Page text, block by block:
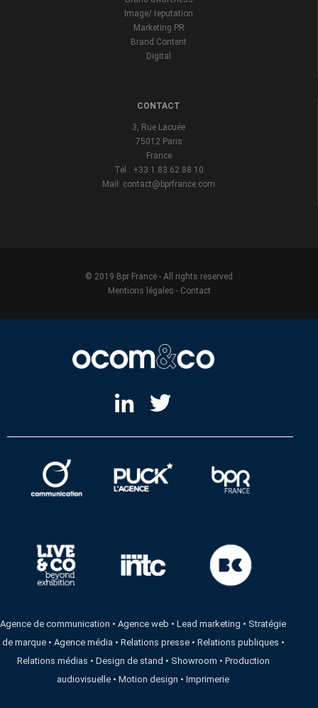
Image/ reputation
Marketing PR
Brand Content
Digital
CONTACT
3, Rue Lacuée
75012 Paris
France
Tel : +33 1 83 62 88 10
Mail: contact@bprfrance.com
© 2019 Bpr France - All rights reserved
Mentions légales - Contact
Agence de communication •Agence web •Lead marketing • Stratégie
de marque• Agence média • Relations presse• Relations publiques •
Relations médias • Design de stand • Showroom • Production
audiovisuelle •Motion design •Imprimerie